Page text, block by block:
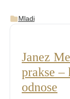
Mladi
Janez
prakse –
odnose